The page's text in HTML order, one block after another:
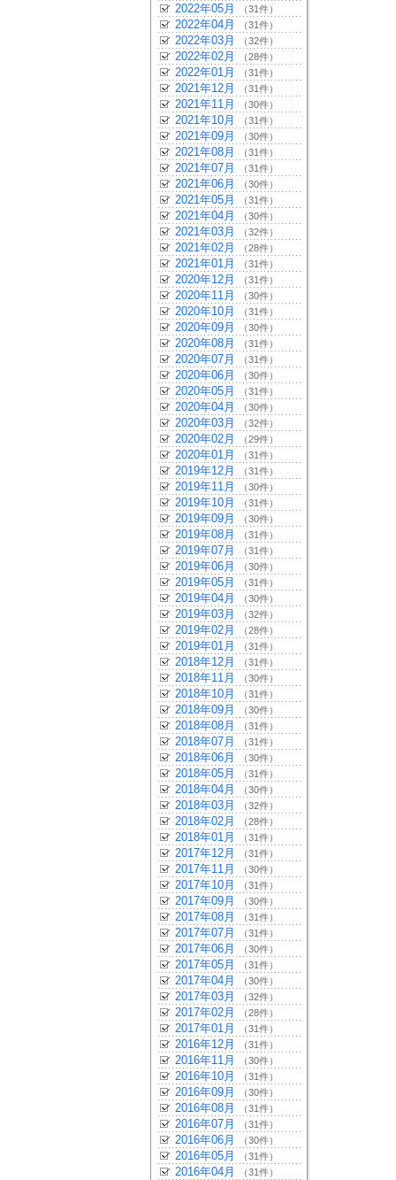
2022年05月 （31件）
2022年04月 （31件）
2022年03月 （32件）
2022年02月 （28件）
2022年01月 （31件）
2021年12月 （31件）
2021年11月 （30件）
2021年10月 （31件）
2021年09月 （30件）
2021年08月 （31件）
2021年07月 （31件）
2021年06月 （30件）
2021年05月 （31件）
2021年04月 （30件）
2021年03月 （32件）
2021年02月 （28件）
2021年01月 （31件）
2020年12月 （31件）
2020年11月 （30件）
2020年10月 （31件）
2020年09月 （30件）
2020年08月 （31件）
2020年07月 （31件）
2020年06月 （30件）
2020年05月 （31件）
2020年04月 （30件）
2020年03月 （32件）
2020年02月 （29件）
2020年01月 （31件）
2019年12月 （31件）
2019年11月 （30件）
2019年10月 （31件）
2019年09月 （30件）
2019年08月 （31件）
2019年07月 （31件）
2019年06月 （30件）
2019年05月 （31件）
2019年04月 （30件）
2019年03月 （32件）
2019年02月 （28件）
2019年01月 （31件）
2018年12月 （31件）
2018年11月 （30件）
2018年10月 （31件）
2018年09月 （30件）
2018年08月 （31件）
2018年07月 （31件）
2018年06月 （30件）
2018年05月 （31件）
2018年04月 （30件）
2018年03月 （32件）
2018年02月 （28件）
2018年01月 （31件）
2017年12月 （31件）
2017年11月 （30件）
2017年10月 （31件）
2017年09月 （30件）
2017年08月 （31件）
2017年07月 （31件）
2017年06月 （30件）
2017年05月 （31件）
2017年04月 （30件）
2017年03月 （32件）
2017年02月 （28件）
2017年01月 （31件）
2016年12月 （31件）
2016年11月 （30件）
2016年10月 （31件）
2016年09月 （30件）
2016年08月 （31件）
2016年07月 （31件）
2016年06月 （30件）
2016年05月 （31件）
2016年04月 （31件）